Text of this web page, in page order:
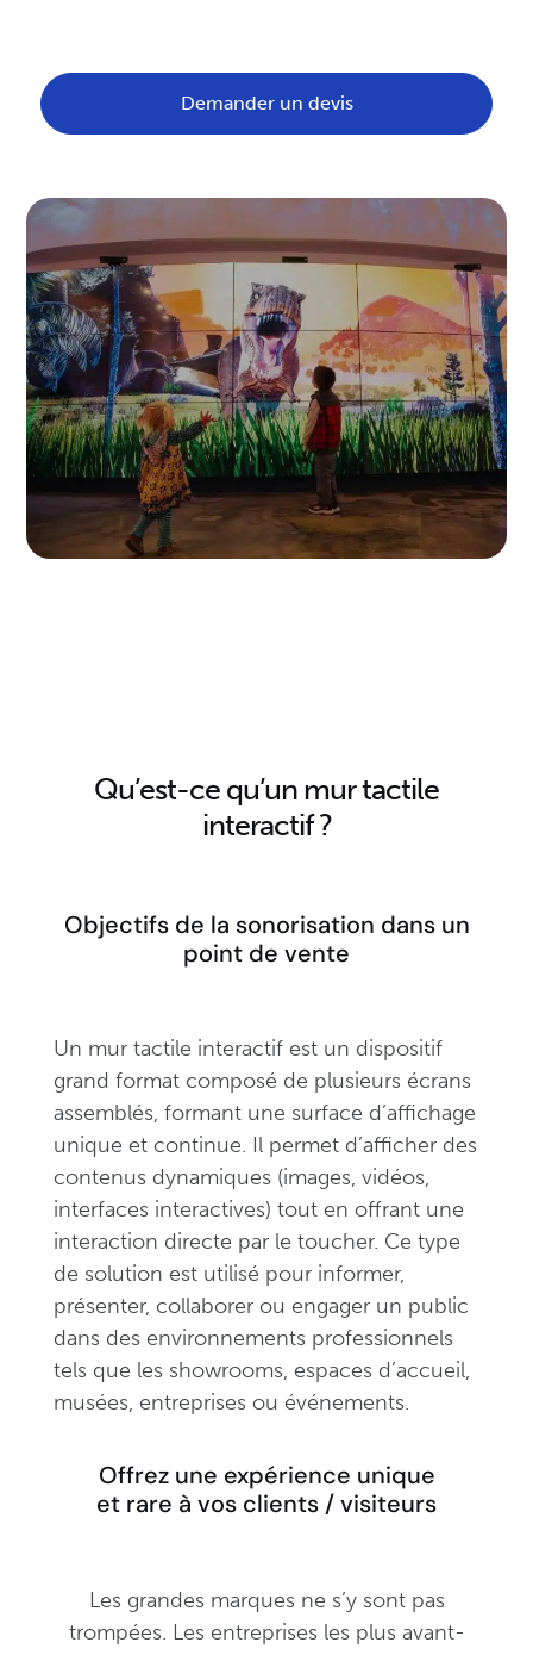
Demander un devis
Qu’est-ce qu’un mur tactile
interactif ?
Objectifs de la sonorisation dans un
point de vente
Un mur tactile interactif est un dispositif
grand format composé de plusieurs écrans
assemblés, formant une surface d’affichage
unique et continue. Il permet d’afficher des
contenus dynamiques (images, vidéos,
interfaces interactives) tout en offrant une
interaction directe par le toucher. Ce type
de solution est utilisé pour informer,
présenter, collaborer ou engager un public
dans des environnements professionnels
tels que les showrooms, espaces d’accueil,
musées, entreprises ou événements.
Offrez une expérience unique
et rare à vos clients / visiteurs
Les grandes marques ne s’y sont pas
trompées. Les entreprises les plus avant-